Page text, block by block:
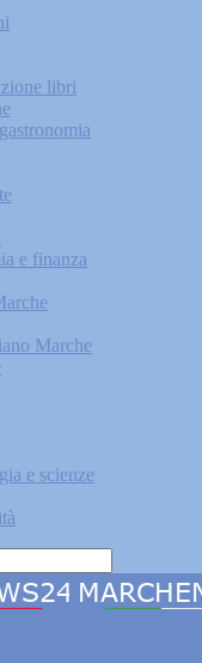
libri
e finanza
Marche
e scienze